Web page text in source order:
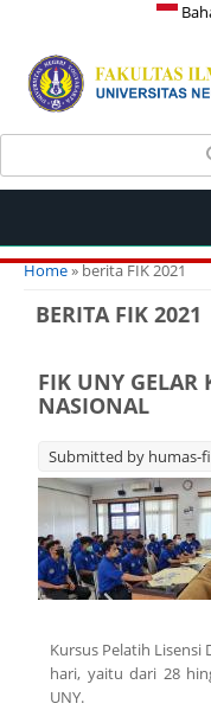
Search form
You are here
Home» berita FIK 2021
BERITA FIK 2021
FIK UNY GELAR
NASIONAL
Submitted by humas-
Kursus Pelatih Lisensi
hari, yaitu dari 28
UNY.